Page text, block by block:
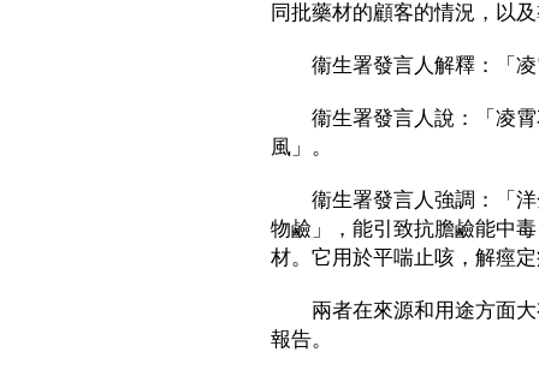
同批藥材的顧客的情況，以
衞生署發言人解釋：「凌
衞生署發言人說：「凌霄
風」。
衞生署發言人強調：「洋
物鹼」，能引致抗膽鹼能中
材。它用於平喘止咳，解痙
兩者在來源和用途方面大
報告。